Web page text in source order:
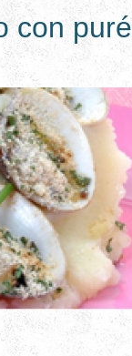
con puré